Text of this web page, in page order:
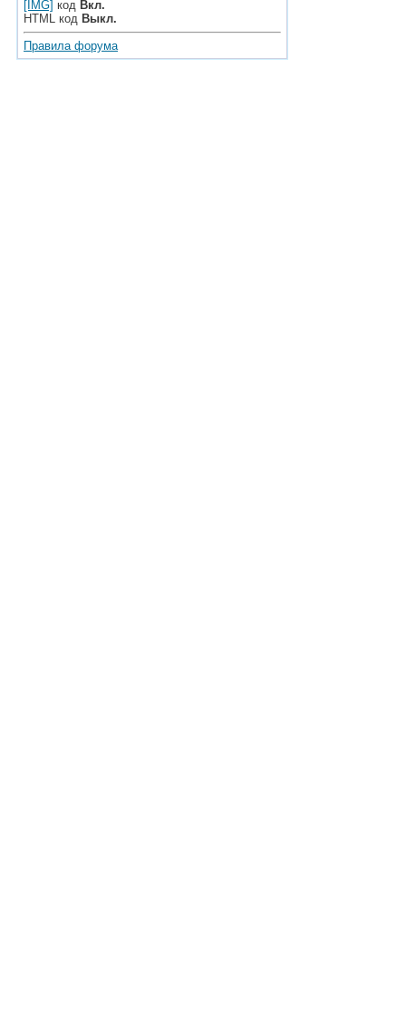
[IMG] код Вкл.
HTML код Выкл.
Правила форума